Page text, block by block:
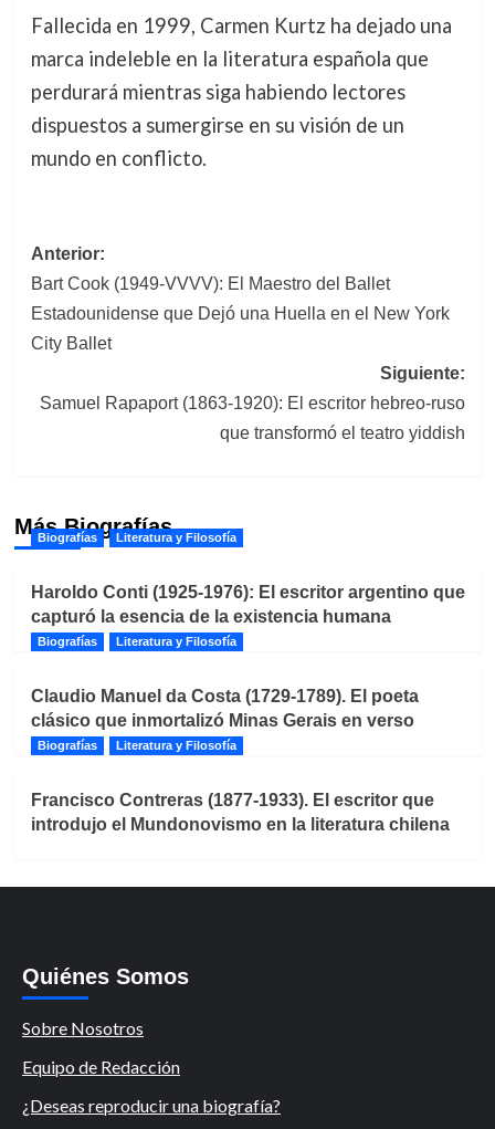
Fallecida en 1999, Carmen Kurtz ha dejado una
marca indeleble en la literatura española que
perdurará mientras siga habiendo lectores
dispuestos a sumergirse en su visión de un
mundo en conflicto.
Navegación
de
entradas
Anterior:
Bart Cook (1949-VVVV): El Maestro del Ballet
Estadounidense que Dejó una Huella en el New York
City Ballet
Siguiente:
Samuel Rapaport (1863-1920): El escritor hebreo-ruso
que transformó el teatro yiddish
Más Biografías
Biografías Literatura y Filosofía
Haroldo Conti (1925-1976): El escritor argentino que
capturó la esencia de la existencia humana
Biografías Literatura y Filosofía
Claudio Manuel da Costa (1729-1789). El poeta
clásico que inmortalizó Minas Gerais en verso
Biografías Literatura y Filosofía
Francisco Contreras (1877-1933). El escritor que
introdujo el Mundonovismo en la literatura chilena
Quiénes Somos
Sobre Nosotros
Equipo de Redacción
¿Deseas reproducir una biografía?